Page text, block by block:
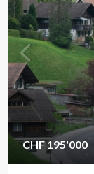
CHF 195'000